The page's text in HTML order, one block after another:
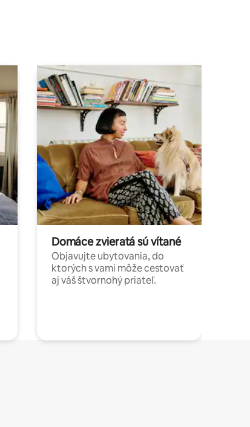
Domáce zvieratá sú vítané
Objavujte ubytovania, do
ktorých s vami môže cestovať
aj váš štvornohý priateľ.